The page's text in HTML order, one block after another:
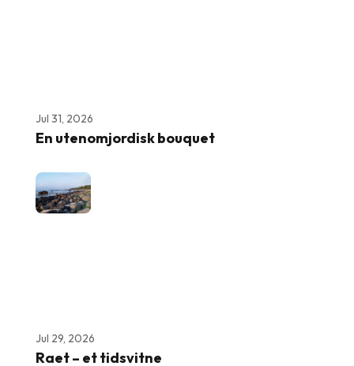
Jul 31, 2026
En utenomjordisk bouquet
Jul 29, 2026
Raet – et tidsvitne